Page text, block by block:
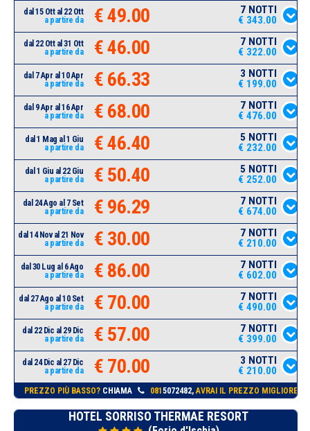
dal 15 Ott al 22 Ott
a partire da
€ 49.00
7 NOTTI
€ 343.00
dal 22 Ott al 31 Ott
a partire da
€ 46.00
7 NOTTI
€ 322.00
dal 7 Apr al 10 Apr
a partire da
€ 66.33
3 NOTTI
€ 199.00
dal 9 Apr al 16 Apr
a partire da
€ 68.00
7 NOTTI
€ 476.00
dal 1 Mag al 1 Giu
a partire da
€ 46.40
5 NOTTI
€ 232.00
dal 1 Giu al 22 Giu
a partire da
€ 50.40
5 NOTTI
€ 252.00
dal 24 Ago al 7 Set
a partire da
€ 96.29
7 NOTTI
€ 674.00
dal 14 Nov al 21 Nov
a partire da
€ 30.00
7 NOTTI
€ 210.00
dal 30 Lug al 6 Ago
a partire da
€ 86.00
7 NOTTI
€ 602.00
dal 27 Ago al 10 Set
a partire da
€ 70.00
7 NOTTI
€ 490.00
dal 22 Dic al 29 Dic
a partire da
€ 57.00
7 NOTTI
€ 399.00
dal 24 Dic al 27 Dic
a partire da
€ 70.00
3 NOTTI
€ 210.00
PREZZO PIÙ BASSO?CHIAMA 0815072482,AVRAI IL PREZZO MIGLIORE!
HOTEL SORRISO THERMAE RESORT